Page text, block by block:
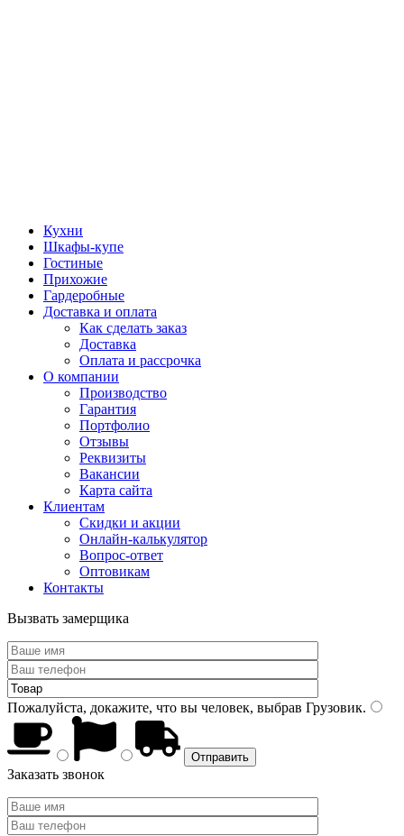
Кухни
Шкафы-купе
Гостиные
Прихожие
Гардеробные
Доставка и оплата
Как сделать заказ
Доставка
Оплата и рассрочка
О компании
Производство
Гарантия
Портфолио
Отзывы
Реквизиты
Вакансии
Карта сайта
Клиентам
Скидки и акции
Онлайн-калькулятор
Вопрос-ответ
Оптовикам
Контакты
Вызвать замерщика
Пожалуйста, докажите, что вы человек, выбрав Грузовик.
Заказать звонок